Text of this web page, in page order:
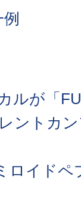
ルが「
ントカ
ロイド